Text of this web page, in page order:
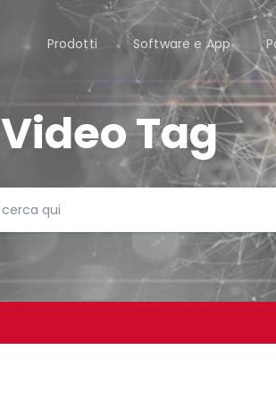
Prodotti Software e App
Video Tag